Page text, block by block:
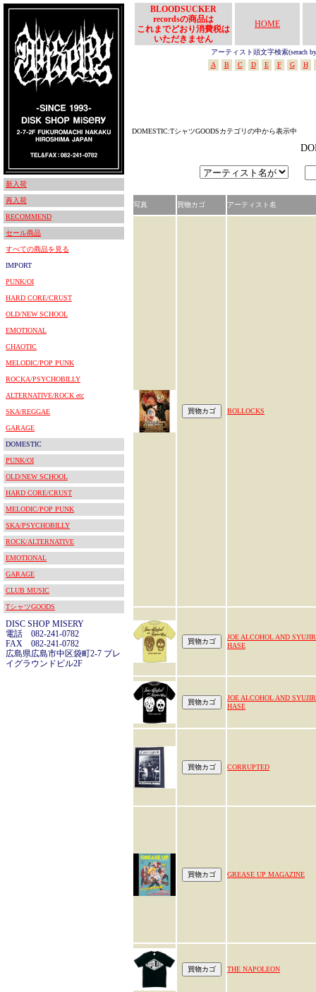
新入荷
再入荷
RECOMMEND
セール商品
すべての商品を見る
IMPORT
PUNK/OI
HARD CORE/CRUST
OLD/NEW SCHOOL
EMOTIONAL
CHAOTIC
MELODIC/POP PUNK
ROCKA/PSYCHOBILLY
ALTERNATIVE/ROCK etc
SKA/REGGAE
GARAGE
DOMESTIC
PUNK/OI
OLD/NEW SCHOOL
HARD CORE/CRUST
MELODIC/POP PUNK
SKA/PSYCHOBILLY
ROCK/ALTERNATIVE
EMOTIONAL
GARAGE
CLUB MUSIC
TシャツGOODS
DISC SHOP MISERY
電話 082-241-0782
FAX 082-241-0782
広島県広島市中区袋町2-7 プレ
イグラウンドビル2F
BLOODSUCKER
recordsの商品は
これまでどおり消費税は
いただきません
HOME
アーティスト頭文字検索(serach
A
B C D E F G H
DOMESTIC:TシャツGOODSカテゴリの中から表示中
写真 買物カゴ アーティスト名
BOLLOCKS
JOE ALCOHOL AND
HASE
JOE ALCOHOL AND
HASE
CORRUPTED
GREASE UP MAGAZINE
THE NAPOLEON